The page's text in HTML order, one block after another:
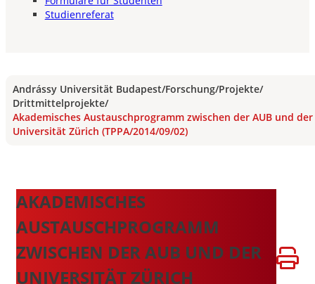
Studienreferat
Andrássy Universität Budapest/Forschung/Projekte/
Drittmittelprojekte/
Akademisches Austauschprogramm zwischen der AUB und der
Universität Zürich (TPPA/2014/09/02)
AKADEMISCHES
AUSTAUSCHPROGRAMM
ZWISCHEN DER AUB UND DER
UNIVERSITÄT ZÜRICH